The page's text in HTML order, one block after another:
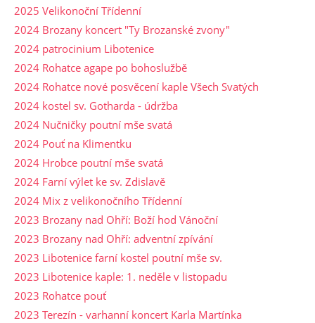
2025 Velikonoční Třídenní
2024 Brozany koncert "Ty Brozanské zvony"
2024 patrocinium Libotenice
2024 Rohatce agape po bohoslužbě
2024 Rohatce nové posvěcení kaple Všech Svatých
2024 kostel sv. Gotharda - údržba
2024 Nučničky poutní mše svatá
2024 Pouť na Klimentku
2024 Hrobce poutní mše svatá
2024 Farní výlet ke sv. Zdislavě
2024 Mix z velikonočního Třídenní
2023 Brozany nad Ohří: Boží hod Vánoční
2023 Brozany nad Ohří: adventní zpívání
2023 Libotenice farní kostel poutní mše sv.
2023 Libotenice kaple: 1. neděle v listopadu
2023 Rohatce pouť
2023 Terezín - varhanní koncert Karla Martínka